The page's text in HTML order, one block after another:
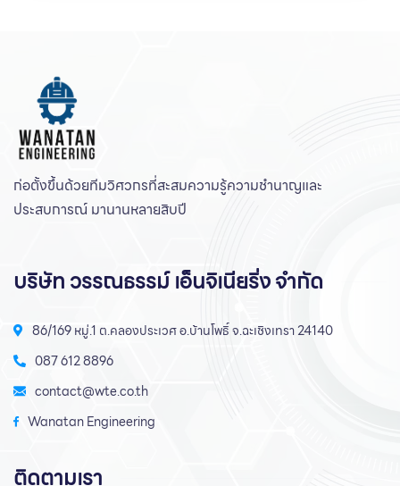
ก่อตั้งขึ้นด้วยทีมวิศวกรที่สะสมความรู้ความชํานาญและ
ประสบการณ์ มานานหลายสิบปี
บริษัท วรรณธรรม์ เอ็นจิเนียริ่ง จำกัด
86/169 หมู่.1 ต.คลองประเวศ อ.บ้านโพธิ์ จ.ฉะเชิงเทรา 24140
087 612 8896
contact@wte.co.th
Wanatan Engineering
ติดตามเรา